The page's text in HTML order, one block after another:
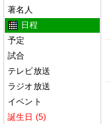
著名人
日程
予定
試合
テレビ放送
ラジオ放送
イベント
誕生日 (5)